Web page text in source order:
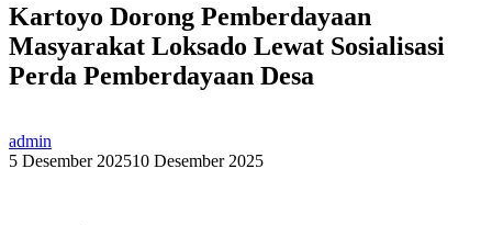
Kartoyo Dorong Pemberdayaan
Masyarakat Loksado Lewat Sosialisasi
Perda Pemberdayaan Desa
admin
5 Desember 202510 Desember 2025